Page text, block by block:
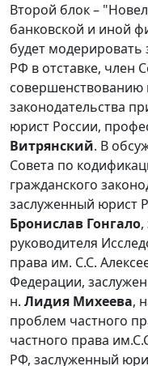
Второй блок –
банковской и иной
будет модерировать
РФ в отставке, член
совершенствованию
законодательства
юрист России,
Витрянский. В
Совета по
гражданского
заслуженный юрист
Бронислав Гонгало,
руководителя
права им. С.С.
Федерации,
н. Лидия Михеева,
проблем частного
частного права
РФ, заслуженный